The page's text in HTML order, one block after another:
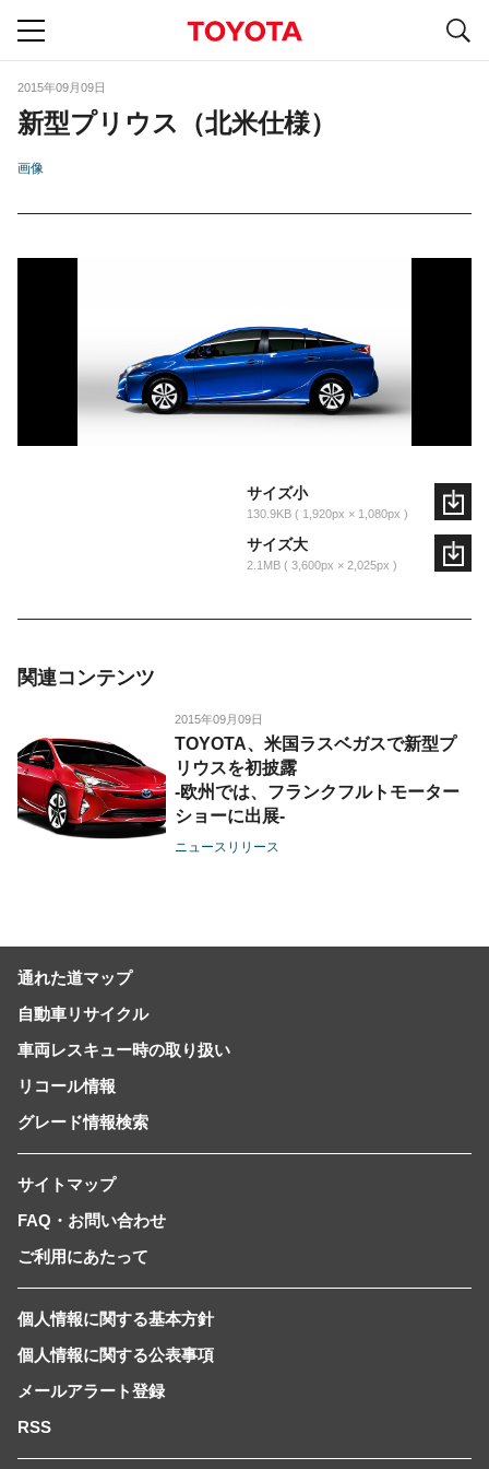
2015年09月09日
新型プリウス（北米仕様）
画像
サイズ小
130.9KB 1,920px × 1,080px
サイズ大
2.1MB 3,600px × 2,025px
関連コンテンツ
2015年09月09日
TOYOTA、米国ラスベガスで新型プ
リウスを初披露
-欧州では、フランクフルトモーター
ショーに出展-
ニュースリリース
通れた道マップ
自動車リサイクル
車両レスキュー時の取り扱い
リコール情報
グレード情報検索
サイトマップ
FAQ・お問い合わせ
ご利用にあたって
個人情報に関する基本方針
個人情報に関する公表事項
メールアラート登録
RSS